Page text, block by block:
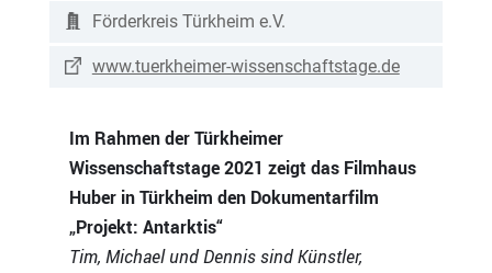
Förderkreis Türkheim e.V.
www.tuerkheimer-wissenschaftstage.de
Im Rahmen der Türkheimer
Wissenschaftstage 2021 zeigt das Filmhaus
Huber in Türkheim den Dokumentarfilm
„Projekt: Antarktis“
Tim, Michael und Dennis sind Künstler,